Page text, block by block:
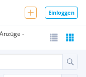
Einloggen
-